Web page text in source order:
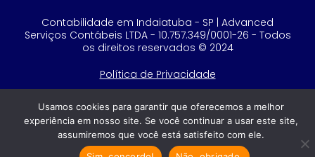
Contabilidade em Indaiatuba - SP | Advanced
Serviços Contábeis LTDA - 10.757.349/0001-26 - Todos
os direitos reservados © 2024
Política de Privacidade
Feito com
por GRUPO DPG
Usamos cookies para garantir que oferecemos a melhor
experiência em nosso site. Se você continuar a usar este site,
assumiremos que você está satisfeito com ele.